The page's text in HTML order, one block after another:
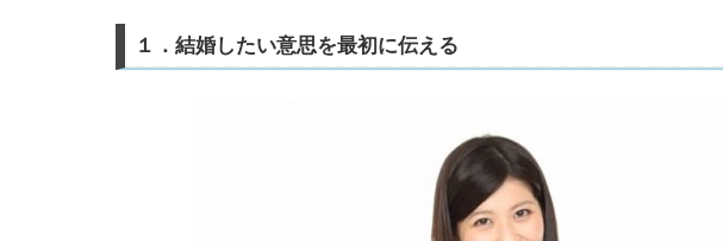
１．結婚したい意思を最初に伝える